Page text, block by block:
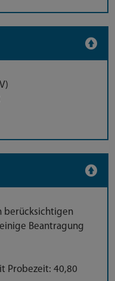
berücksichtigen
Beantragung
Probezeit: 40,80